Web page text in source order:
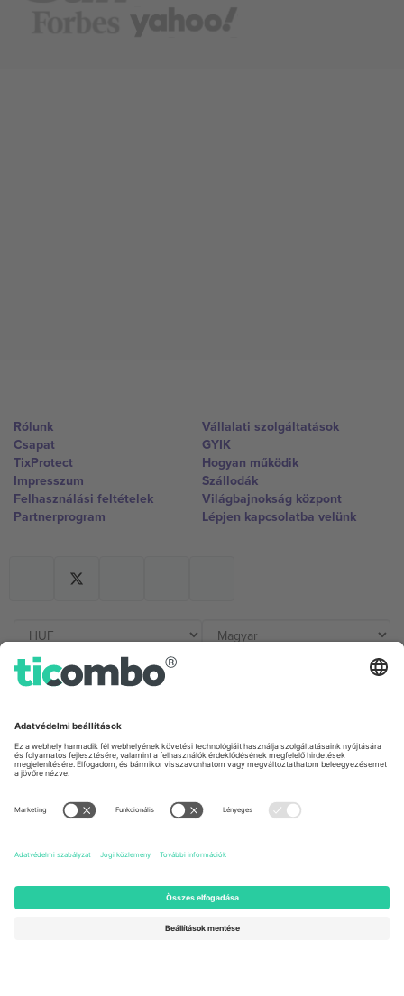
Rólunk
Csapat
TixProtect
Impresszum
Felhasználási feltételek
Partnerprogram
Vállalati szolgáltatások
GYIK
Hogyan működik
Szállodák
Világbajnokság központ
Lépjen kapcsolatba velünk
Germany
Unter den Linden 24, 10117
Berlin, Germany
United Kingdom
167 City Road, London, Greater
Newark, Delaware 19713, United
States
Engelberg, Switzerland